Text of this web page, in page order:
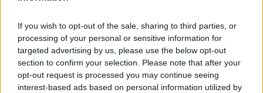
If you wish to opt-out of the sale, sharing to third parties, or
processing of your personal or sensitive information for
targeted advertising by us, please use the below opt-out
section to confirm your selection. Please note that after your
opt-out request is processed you may continue seeing
interest-based ads based on personal information utilized by
υπάρχει αυτό το γεγονός γιατί, εξαπλώνεται
ακόμη περισσότερο από ό, τι το συζητάγαμε».
Ο υπουργός Υγείας απέδωσε την αύξηση των
κρουσμάτων Aids αλλά και άλλων ασθενειών και